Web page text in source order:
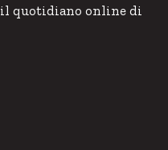
il quotidiano online di